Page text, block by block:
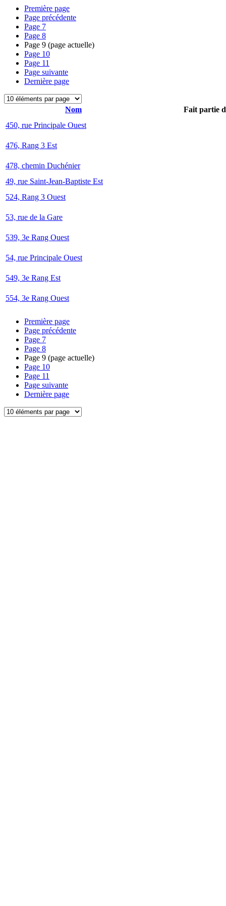
Première page
Page précédente
Page 7
Page 8
Page 9 (page actuelle)
Page 10
Page 11
Page suivante
Dernière page
Nom
Fait partie
450, rue Principale Ouest
476, Rang 3 Est
478, chemin Duchénier
49, rue Saint-Jean-Baptiste Est
524, Rang 3 Ouest
53, rue de la Gare
539, 3e Rang Ouest
54, rue Principale Ouest
549, 3e Rang Est
554, 3e Rang Ouest
Première page
Page précédente
Page 7
Page 8
Page 9 (page actuelle)
Page 10
Page 11
Page suivante
Dernière page